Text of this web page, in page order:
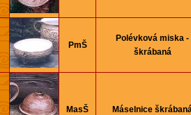
PmŠ
Polévková miska -
škrábaná
MasŠ Máselnice